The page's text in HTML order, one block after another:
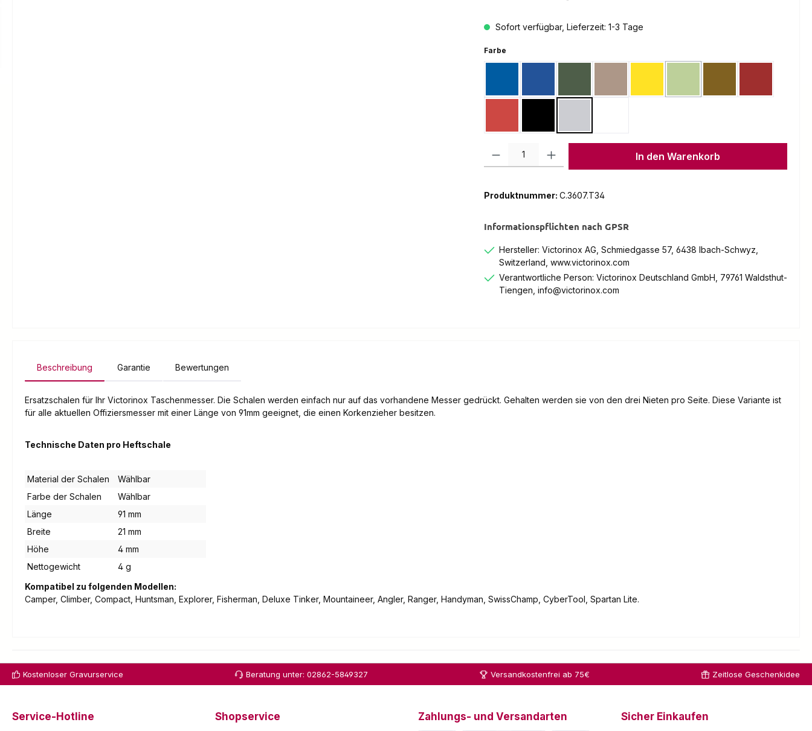
Sofort verfügbar, Lieferzeit: 1-3 Tage
Farbeauswählen
Produkt Anzahl: Gib den gewünschten Wert ein oder benutze die Schaltflächen
In den Warenkorb
Produktnummer: C.3607.T34
Informationspflichten nach GPSR
Hersteller: Victorinox AG, Schmiedgasse 57, 6438 Ibach-Schwyz,
Switzerland, www.victorinox.com
Verantwortliche Person: Victorinox Deutschland GmbH, 79761 Waldsthut-
Tiengen, info@victorinox.com
Beschreibung Garantie Bewertungen
Ersatzschalen für Ihr Victorinox Taschenmesser. Die Schalen werden einfach nur auf das vorhandene Messer gedrückt. Gehalten werden sie von den drei Nieten pro Seite. Diese Variante ist
für alle aktuellen Offiziersmesser mit einer Länge von 91mm geeignet, die einen Korkenzieher besitzen.
Technische Daten pro Heftschale
Material der Schalen
Wählbar
Farbe der Schalen
Wählbar
Länge
91 mm
Breite
21 mm
Höhe
4 mm
Nettogewicht
4 g
Kompatibel zu folgenden Modellen:
Camper, Climber, Compact, Huntsman, Explorer, Fisherman, Deluxe Tinker, Mountaineer, Angler, Ranger, Handyman, SwissChamp, CyberTool, Spartan Lite.
Kostenloser Gravurservice Beratung unter: 02862-5849327 Versandkostenfrei ab 75€ Zeitlose Geschenkidee
Service-Hotline
Shopservice Zahlungs- und Versandarten Sicher Einkaufen